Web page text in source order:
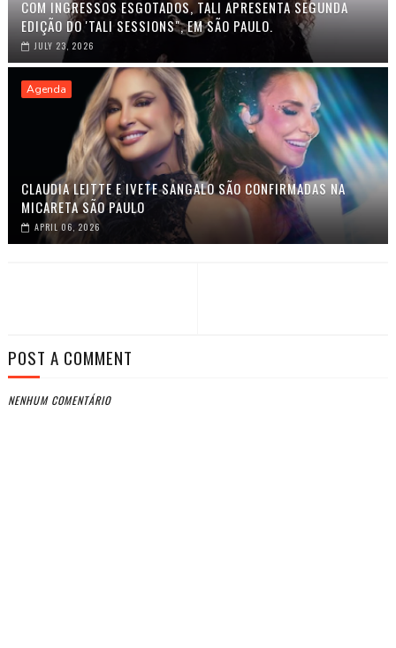
COM INGRESSOS ESGOTADOS, TALI APRESENTA SEGUNDA
EDIÇÃO DO 'TALI SESSIONS", EM SÃO PAULO.
JULY 23, 2026
Agenda
CLAUDIA LEITTE E IVETE SANGALO SÃO CONFIRMADAS NA
MICARETA SÃO PAULO
APRIL 06, 2026
POST A COMMENT
NENHUM COMENTÁRIO